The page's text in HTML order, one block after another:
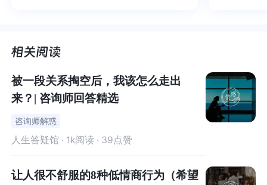
人在面对社交场合时常会感到害怕和不安。心理上担心不
小心冒犯他人或被人指指点点的感受，同时身体上也会产
生例如浑身发抖、心跳加速、喘不过气、犯恶心等的反
应。
不同程度的社交焦虑有着不同的影响，
但可以适应，而重度则会影响正常生活，甚至让人龟缩在
觉轻快了很多，感觉轻松了。很感
谢咨询师姐姐！
了很多，感觉轻松了。很感谢咨询
师姐姐！
被一段关系掏空后，我该怎么走出
来？| 咨询师回答精选
咨询师解惑
人生答疑馆 · 1k阅读 · 39点赞
让人很不舒服的8种低情商行为（希望